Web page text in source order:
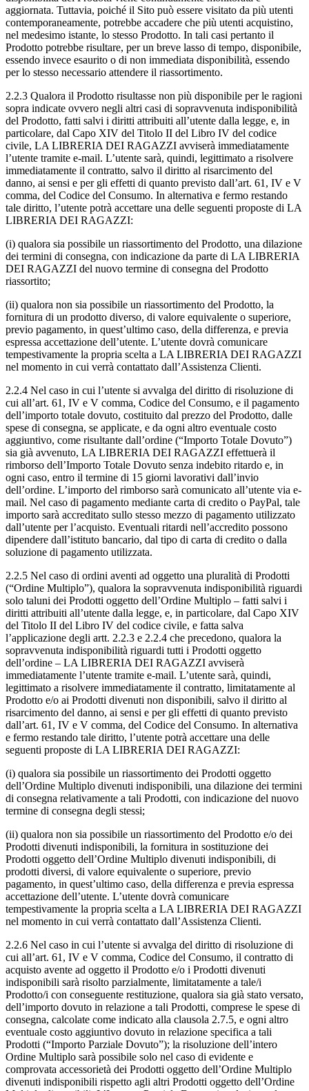
aggiornata. Tuttavia, poiché il Sito può essere visitato da più utenti
contemporaneamente, potrebbe accadere che più utenti acquistino,
nel medesimo istante, lo stesso Prodotto. In tali casi pertanto il
Prodotto potrebbe risultare, per un breve lasso di tempo, disponibile,
essendo invece esaurito o di non immediata disponibilità, essendo
per lo stesso necessario attendere il riassortimento.
2.2.3 Qualora il Prodotto risultasse non più disponibile per le ragioni
sopra indicate ovvero negli altri casi di sopravvenuta indisponibilità
del Prodotto, fatti salvi i diritti attribuiti all’utente dalla legge, e, in
particolare, dal Capo XIV del Titolo II del Libro IV del codice
civile, LA LIBRERIA DEI RAGAZZI avviserà immediatamente
l’utente tramite e-mail. L’utente sarà, quindi, legittimato a risolvere
immediatamente il contratto, salvo il diritto al risarcimento del
danno, ai sensi e per gli effetti di quanto previsto dall’art. 61, IV e V
comma, del Codice del Consumo. In alternativa e fermo restando
tale diritto, l’utente potrà accettare una delle seguenti proposte di LA
LIBRERIA DEI RAGAZZI:
(i) qualora sia possibile un riassortimento del Prodotto, una dilazione
dei termini di consegna, con indicazione da parte di LA LIBRERIA
DEI RAGAZZI del nuovo termine di consegna del Prodotto
riassortito;
(ii) qualora non sia possibile un riassortimento del Prodotto, la
fornitura di un prodotto diverso, di valore equivalente o superiore,
previo pagamento, in quest’ultimo caso, della differenza, e previa
espressa accettazione dell’utente. L’utente dovrà comunicare
tempestivamente la propria scelta a LA LIBRERIA DEI RAGAZZI
nel momento in cui verrà contattato dall’Assistenza Clienti.
2.2.4 Nel caso in cui l’utente si avvalga del diritto di risoluzione di
cui all’art. 61, IV e V comma, Codice del Consumo, e il pagamento
dell’importo totale dovuto, costituito dal prezzo del Prodotto, dalle
spese di consegna, se applicate, e da ogni altro eventuale costo
aggiuntivo, come risultante dall’ordine (“Importo Totale Dovuto”)
sia già avvenuto, LA LIBRERIA DEI RAGAZZI effettuerà il
rimborso dell’Importo Totale Dovuto senza indebito ritardo e, in
ogni caso, entro il termine di 15 giorni lavorativi dall’invio
dell’ordine. L’importo del rimborso sarà comunicato all’utente via e-
mail. Nel caso di pagamento mediante carta di credito o PayPal, tale
importo sarà accreditato sullo stesso mezzo di pagamento utilizzato
dall’utente per l’acquisto. Eventuali ritardi nell’accredito possono
dipendere dall’istituto bancario, dal tipo di carta di credito o dalla
soluzione di pagamento utilizzata.
2.2.5 Nel caso di ordini aventi ad oggetto una pluralità di Prodotti
(“Ordine Multiplo”), qualora la sopravvenuta indisponibilità riguardi
solo taluni dei Prodotti oggetto dell’Ordine Multiplo – fatti salvi i
diritti attribuiti all’utente dalla legge, e, in particolare, dal Capo XIV
del Titolo II del Libro IV del codice civile, e fatta salva
l’applicazione degli artt. 2.2.3 e 2.2.4 che precedono, qualora la
sopravvenuta indisponibilità riguardi tutti i Prodotti oggetto
dell’ordine – LA LIBRERIA DEI RAGAZZI avviserà
immediatamente l’utente tramite e-mail. L’utente sarà, quindi,
legittimato a risolvere immediatamente il contratto, limitatamente al
Prodotto e/o ai Prodotti divenuti non disponibili, salvo il diritto al
risarcimento del danno, ai sensi e per gli effetti di quanto previsto
dall’art. 61, IV e V comma, del Codice del Consumo. In alternativa
e fermo restando tale diritto, l’utente potrà accettare una delle
seguenti proposte di LA LIBRERIA DEI RAGAZZI:
(i) qualora sia possibile un riassortimento dei Prodotti oggetto
dell’Ordine Multiplo divenuti indisponibili, una dilazione dei termini
di consegna relativamente a tali Prodotti, con indicazione del nuovo
termine di consegna degli stessi;
(ii) qualora non sia possibile un riassortimento del Prodotto e/o dei
Prodotti divenuti indisponibili, la fornitura in sostituzione dei
Prodotti oggetto dell’Ordine Multiplo divenuti indisponibili, di
prodotti diversi, di valore equivalente o superiore, previo
pagamento, in quest’ultimo caso, della differenza e previa espressa
accettazione dell’utente. L’utente dovrà comunicare
tempestivamente la propria scelta a LA LIBRERIA DEI RAGAZZI
nel momento in cui verrà contattato dall’Assistenza Clienti.
2.2.6 Nel caso in cui l’utente si avvalga del diritto di risoluzione di
cui all’art. 61, IV e V comma, Codice del Consumo, il contratto di
acquisto avente ad oggetto il Prodotto e/o i Prodotti divenuti
indisponibili sarà risolto parzialmente, limitatamente a tale/i
Prodotto/i con conseguente restituzione, qualora sia già stato versato,
dell’importo dovuto in relazione a tali Prodotti, comprese le spese di
consegna, calcolate come indicato alla clausola 2.7.5, e ogni altro
eventuale costo aggiuntivo dovuto in relazione specifica a tali
Prodotti (“Importo Parziale Dovuto”); la risoluzione dell’intero
Ordine Multiplo sarà possibile solo nel caso di evidente e
comprovata accessorietà dei Prodotti oggetto dell’Ordine Multiplo
divenuti indisponibili rispetto agli altri Prodotti oggetto dell’Ordine